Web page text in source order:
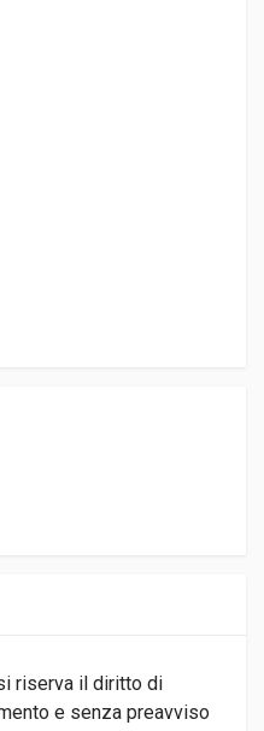
riserva il diritto di
e senza preavviso